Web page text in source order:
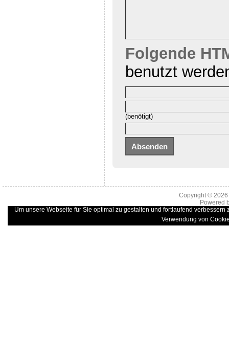
Folgende
benutzt
(benötigt)
Copyright ©
Powered
Um unsere Webseite für Sie optimal zu gestalten und fortlaufend
Verwendung von